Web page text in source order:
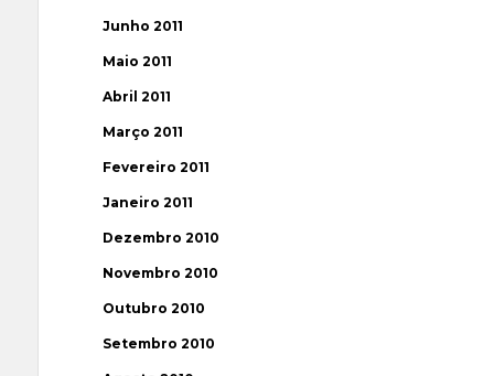
Junho 2011
Maio 2011
Abril 2011
Março 2011
Fevereiro 2011
Janeiro 2011
Dezembro 2010
Novembro 2010
Outubro 2010
Setembro 2010